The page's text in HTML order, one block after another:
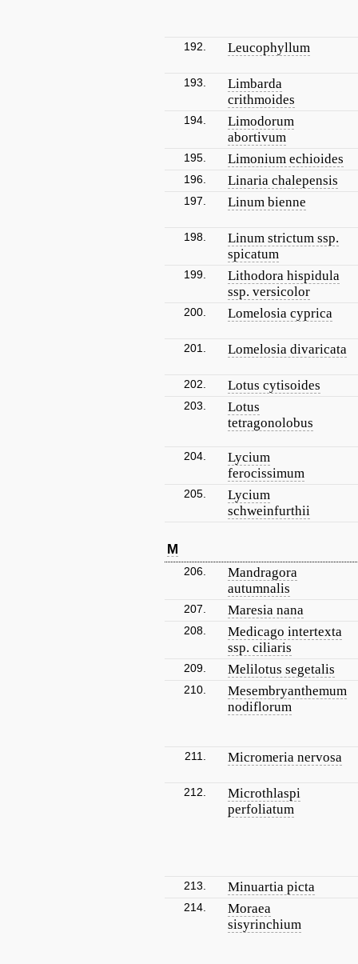
192. Leucophyllum
193.
Limbarda
crithmoides
194.
Limodorum
abortivum
195. Limonium echioides
196. Linaria chalepensis
197. Linum bienne
198.
Linum strictum ssp.
spicatum
199.
Lithodora hispidula
ssp. versicolor
200. Lomelosia cyprica
201. Lomelosia divaricata
202. Lotus cytisoides
203.
Lotus
tetragonolobus
204.
Lycium
ferocissimum
205.
Lycium
schweinfurthii
M
206.
Mandragora
autumnalis
207. Maresia nana
208.
Medicago intertexta
ssp. ciliaris
209. Melilotus segetalis
210.
Mesembryanthemum
nodiflorum
211. Micromeria nervosa
212.
Microthlaspi
perfoliatum
213. Minuartia picta
214.
Moraea
sisyrinchium